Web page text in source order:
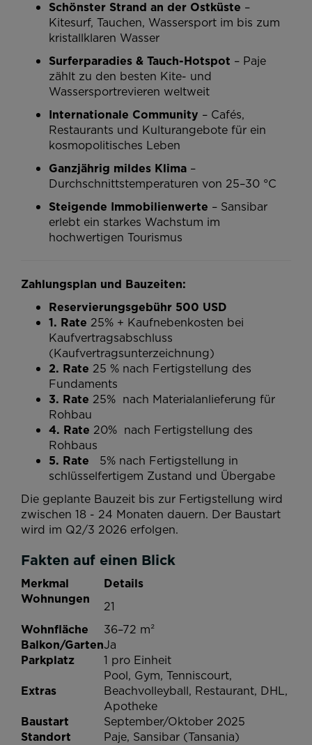
Schönster Strand an der Ostküste –
Kitesurf, Tauchen, Wassersport im bis zum
kristallklaren Wasser
Surferparadies & Tauch-Hotspot – Paje
zählt zu den besten Kite- und
Wassersportrevieren weltweit
Internationale Community – Cafés,
Restaurants und Kulturangebote für ein
kosmopolitisches Leben
Ganzjährig mildes Klima –
Durchschnittstemperaturen von 25–30 °C
Steigende Immobilienwerte – Sansibar
erlebt ein starkes Wachstum im
hochwertigen Tourismus
Zahlungsplan und Bauzeiten:
Reservierungsgebühr 500 USD
1. Rate 25% + Kaufnebenkosten bei
Kaufvertragsabschluss
(Kaufvertragsunterzeichnung)
2. Rate 25 % nach Fertigstellung des
Fundaments
3. Rate 25% nach Materialanlieferung für
Rohbau
4. Rate 20% nach Fertigstellung des
Rohbaus
5. Rate
5% nach Fertigstellung in
schlüsselfertigem Zustand und Übergabe
Die geplante Bauzeit bis zur Fertigstellung wird
zwischen 18 - 24 Monaten dauern. Der Baustart
wird im Q2/3 2026 erfolgen.
Fakten auf einen Blick
Merkmal
Details
Wohnungen
21
Wohnfläche
36–72 m²
Balkon/GartenJa
Parkplatz
1 pro Einheit
Extras
Pool, Gym, Tenniscourt,
Beachvolleyball, Restaurant, DHL,
Apotheke
Baustart
September/Oktober 2025
Standort
Paje, Sansibar (Tansania)